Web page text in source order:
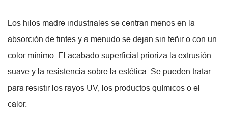
Los hilos madre industriales se centran menos en la
absorción de tintes y a menudo se dejan sin teñir o con un
color mínimo. El acabado superficial prioriza la extrusión
suave y la resistencia sobre la estética. Se pueden tratar
para resistir los rayos UV, los productos químicos o el
calor.